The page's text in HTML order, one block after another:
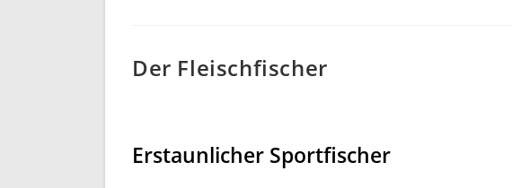
Der Fleischfischer
Erstaunlicher Sportfischer